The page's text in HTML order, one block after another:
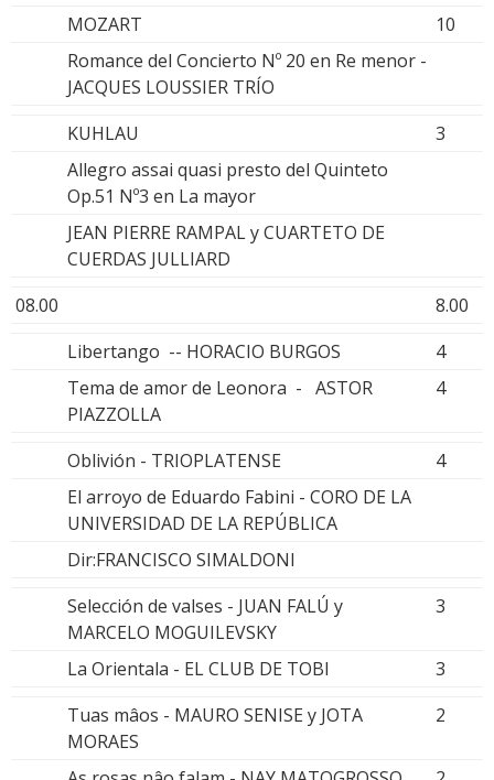
MOZART
10
Romance del Concierto Nº 20 en Re menor -
JACQUES LOUSSIER TRÍO
KUHLAU
3
Allegro assai quasi presto del Quinteto
Op.51 Nº3 en La mayor
JEAN PIERRE RAMPAL y CUARTETO DE
CUERDAS JULLIARD
08.00
8.00
Libertango -- HORACIO BURGOS
4
Tema de amor de Leonora - ASTOR
PIAZZOLLA
4
Oblivión - TRIOPLATENSE
4
El arroyo de Eduardo Fabini - CORO DE LA
UNIVERSIDAD DE LA REPÚBLICA
Dir:FRANCISCO SIMALDONI
Selección de valses - JUAN FALÚ y
MARCELO MOGUILEVSKY
3
La Orientala - EL CLUB DE TOBI
3
Tuas mâos - MAURO SENISE y JOTA
MORAES
2